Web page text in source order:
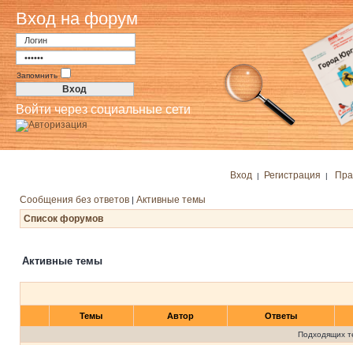
Вход на форум
Запомнить
Войти через социальные сети
Вход | Регистрация |
Сообщения без ответов | Активные темы
Список форумов
Активные темы
Темы Автор Ответы
Подходящих